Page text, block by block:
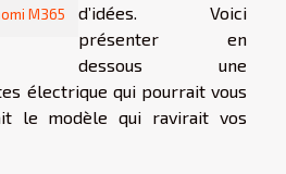
M365
d’idées. Voici
présenter en
dessous une
électrique qui pourrait vous
le modèle qui ravirait vos